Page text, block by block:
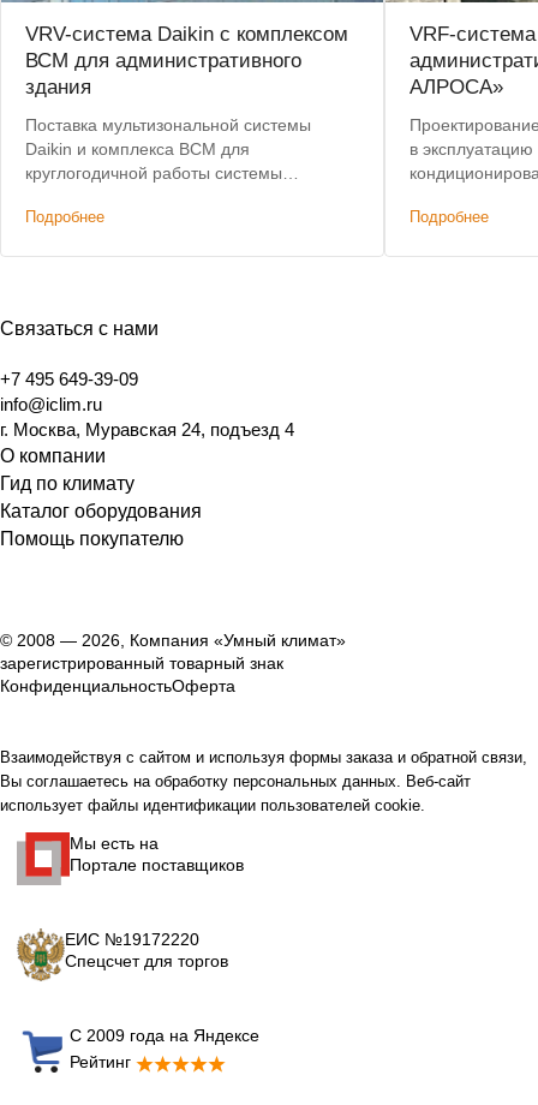
VRV-система Daikin с комплексом
ВСМ для административного
здания
Поставка мультизональной системы
Daikin и комплекса ВСМ для
круглогодичной работы системы
Подробнее
VRF-
АЛРОСА»
в
Подробнее
Связаться с нами
+7 495 649-39-09
info@iclim.ru
г. Москва, Муравская 24, подъезд 4
О компании
Гид по климату
Каталог оборудования
Помощь покупателю
© 2008 — 2026, Компания «Умный климат»
зарегистрированный товарный знак
КонфиденциальностьОферта
Взаимодействуя с сайтом и используя формы заказа и обратной связи,
Вы соглашаетесь на обработку персональных данных. Веб-сайт
использует файлы идентификации пользователей cookie.
Мы есть на
Портале поставщиков
ЕИС №19172220
Спецсчет для торгов
С 2009 года на Яндексе
Рейтинг